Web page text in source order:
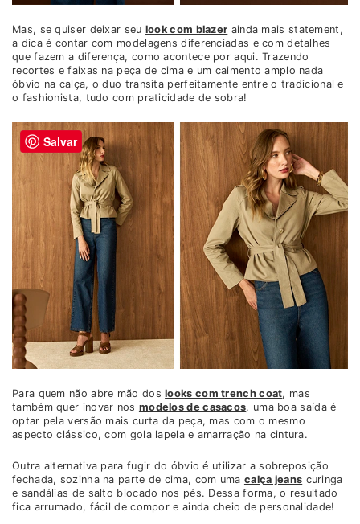
Mas, se quiser deixar seu look com blazer ainda mais statement,
a dica é contar com modelagens diferenciadas e com detalhes
que fazem a diferença, como acontece por aqui. Trazendo
recortes e faixas na peça de cima e um caimento amplo nada
óbvio na calça, o duo transita perfeitamente entre o tradicional e
o fashionista, tudo com praticidade de sobra!
Para quem não abre mão doslooks com trench coat, mas
também quer inovar nos modelos de casacos, uma boa saída é
optar pela versão mais curta da peça, mas com o mesmo
aspecto clássico, com gola lapela e amarração na cintura.
Outra alternativa para fugir do óbvio é utilizar a sobreposição
fechada, sozinha na parte de cima, com uma calça jeans curinga
e sandálias de salto blocado nos pés. Dessa forma, o resultado
fica arrumado, fácil de compor e ainda cheio de personalidade!
Salvar